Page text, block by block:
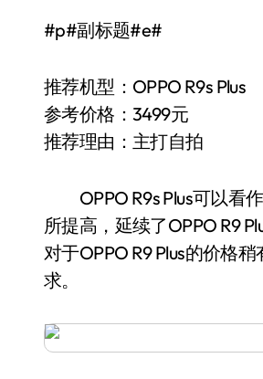
#p#副标题#e#
推荐机型：OPPO R9s Plus
参考价格：3499元
推荐理由：主打自拍
OPPO R9s Plus可以看作
所提高，延续了OPPO R9
对于OPPO R9 Plus的价格
求。